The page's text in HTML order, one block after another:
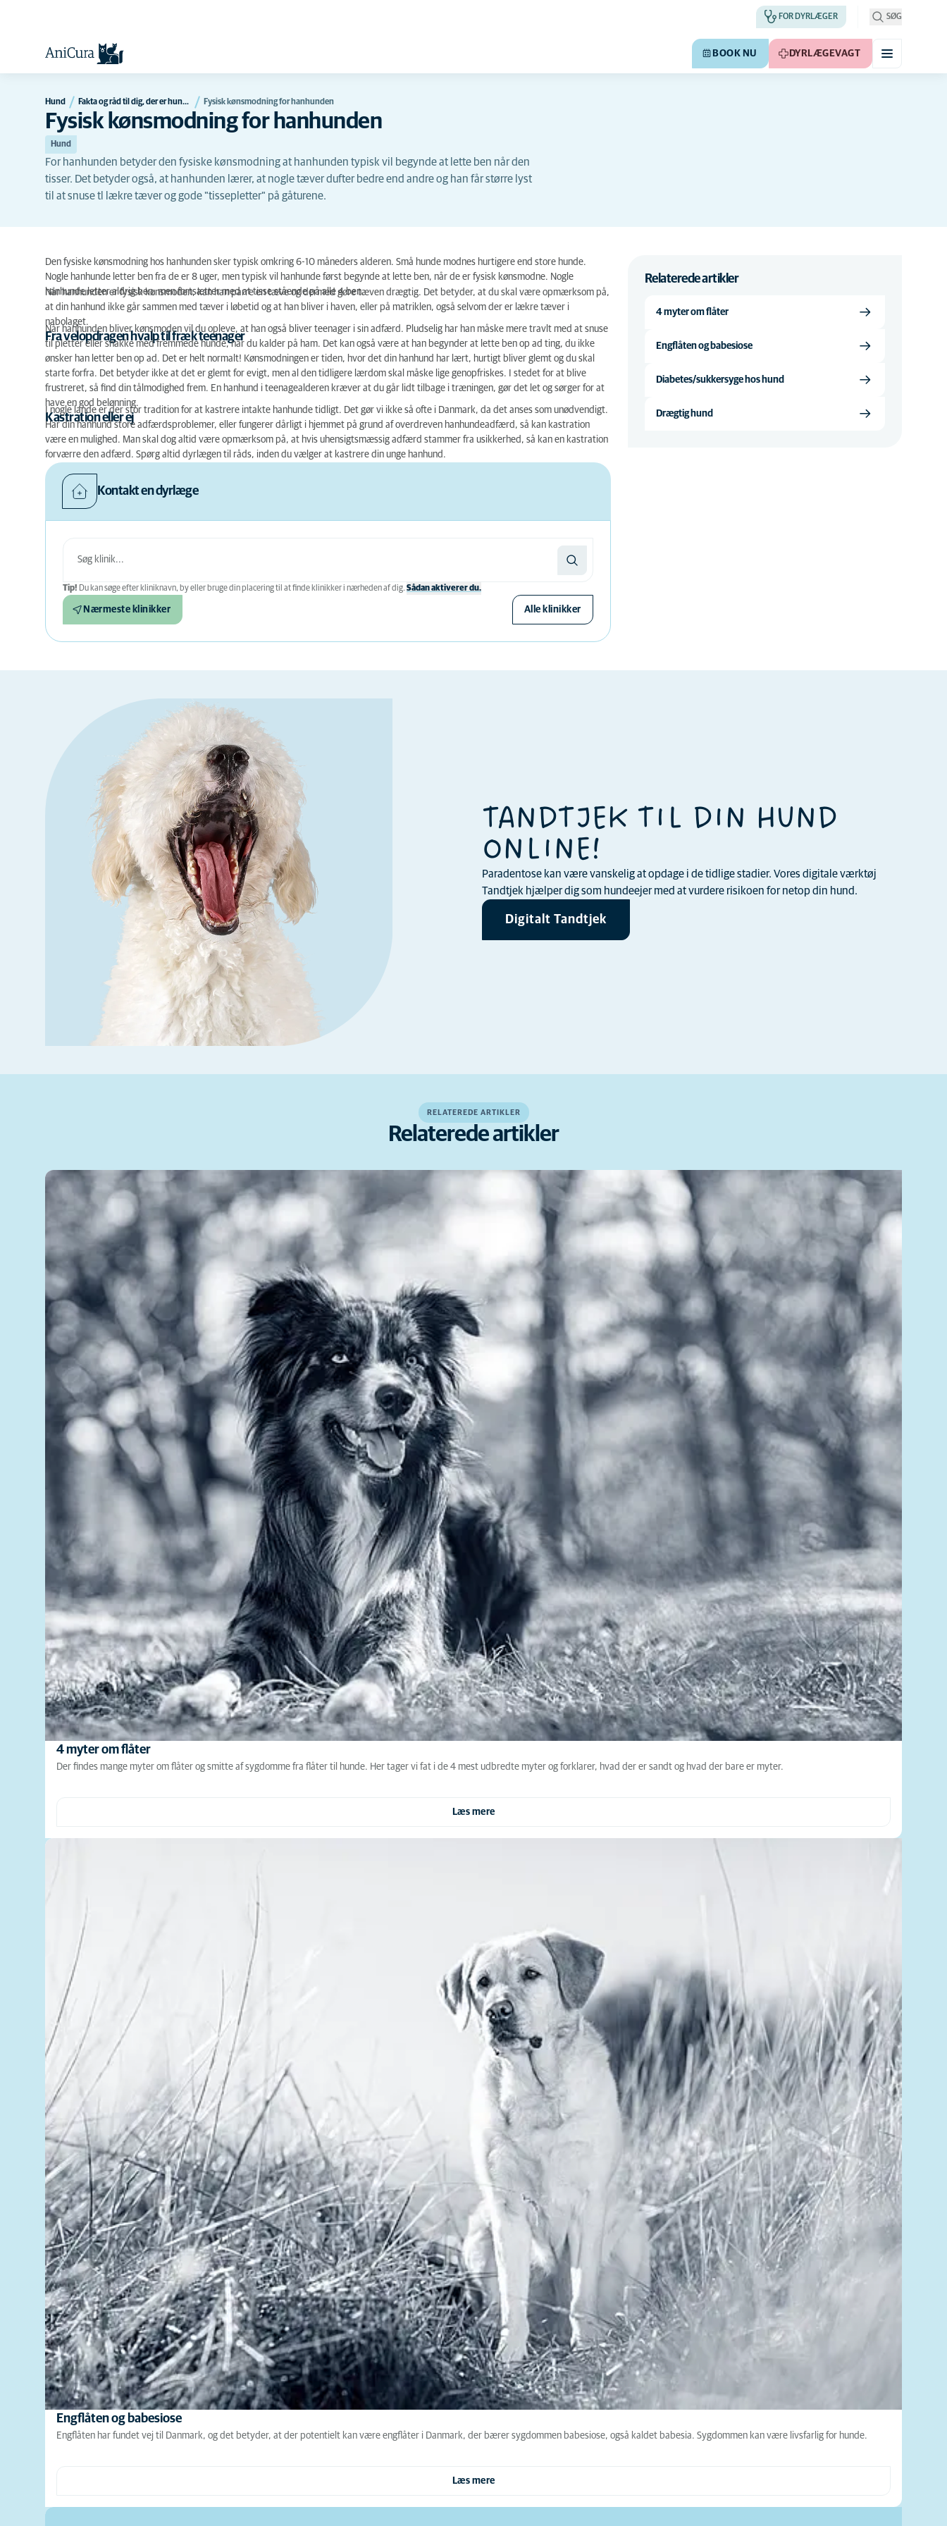
FOR DYRLÆGER SØG
BOOK NU DYRLÆGEVAGT
Hund Fakta og råd til dig, der er hundeejer Fysisk kønsmodning for hanhunden
Fysisk kønsmodning for hanhunden
Hund
For hanhunden betyder den fysiske kønsmodning at hanhunden typisk vil begynde at lette ben når den
tisser. Det betyder også, at hanhunden lærer, at nogle tæver dufter bedre end andre og han får større lyst
til at snuse tl lækre tæver og gode "tissepletter" på gåturene.
Den fysiske kønsmodning hos hanhunden sker typisk omkring 6-10 måneders alderen. Små hunde modnes hurtigere end store hunde.
Nogle hanhunde letter ben fra de er 8 uger, men typisk vil hanhunde først begynde at lette ben, når de er fysisk kønsmodne. Nogle
hanhunde letter aldrig ben, men fortsætter med at tisse stående på alle 4 ben.
Når hanhunden er fysisk kønsmoden, kan han parre en tæve og dermed gøre tæven drægtig. Det betyder, at du skal være opmærksom på,
at din hanhund ikke går sammen med tæver i løbetid og at han bliver i haven, eller på matriklen, også selvom der er lækre tæver i
nabolaget.
Fra velopdragen hvalp til fræk teenager
Når hanhunden bliver kønsmoden vil du opleve, at han også bliver teenager i sin adfærd. Pludselig har han måske mere travlt med at snuse
til pletter eller snakke med fremmede hunde, når du kalder på ham. Det kan også være at han begynder at lette ben op ad ting, du ikke
ønsker han letter ben op ad. Det er helt normalt! Kønsmodningen er tiden, hvor det din hanhund har lært, hurtigt bliver glemt og du skal
starte forfra. Det betyder ikke at det er glemt for evigt, men al den tidligere lærdom skal måske lige genopfriskes. I stedet for at blive
frustreret, så find din tålmodighed frem. En hanhund i teenagealderen kræver at du går lidt tilbage i træningen, gør det let og sørger for at
have en god belønning.
Kastration eller ej
I nogle lande er der stor tradition for at kastrere intakte hanhunde tidligt. Det gør vi ikke så ofte i Danmark, da det anses som unødvendigt.
Har din hanhund store adfærdsproblemer, eller fungerer dårligt i hjemmet på grund af overdreven hanhundeadfærd, så kan kastration
være en mulighed. Man skal dog altid være opmærksom på, at hvis uhensigtsmæssig adfærd stammer fra usikkerhed, så kan en kastration
forværre den adfærd. Spørg altid dyrlægen til råds, inden du vælger at kastrere din unge hanhund.
Kontakt en dyrlæge
Tip! Du kan søge efter kliniknavn, by eller bruge din placering til at finde klinikker i nærheden af ​​dig. Sådan aktiverer du.
Nærmeste klinikker Alle klinikker
Relaterede artikler
4 myter om flåter
Engflåten og babesiose
Diabetes/sukkersyge hos hund
Drægtig hund
TANDTJEK TIL DIN HUND
ONLINE!
Paradentose kan være vanskelig at opdage i de tidlige stadier. Vores digitale værktøj
Tandtjek hjælper dig som hundeejer med at vurdere risikoen for netop din hund.
Digitalt Tandtjek
RELATEREDE ARTIKLER
Relaterede artikler
4 myter om flåter
Der findes mange myter om flåter og smitte af sygdomme fra flåter til hunde. Her tager vi fat i de 4 mest udbredte myter og forklarer, hvad der er sandt og hvad der bare er myter.
Læs mere
Engflåten og babesiose
Engflåten har fundet vej til Danmark, og det betyder, at der potentielt kan være engflåter i Danmark, der bærer sygdommen babesiose, også kaldet babesia. Sygdommen kan være livsfarlig for hunde.
Læs mere